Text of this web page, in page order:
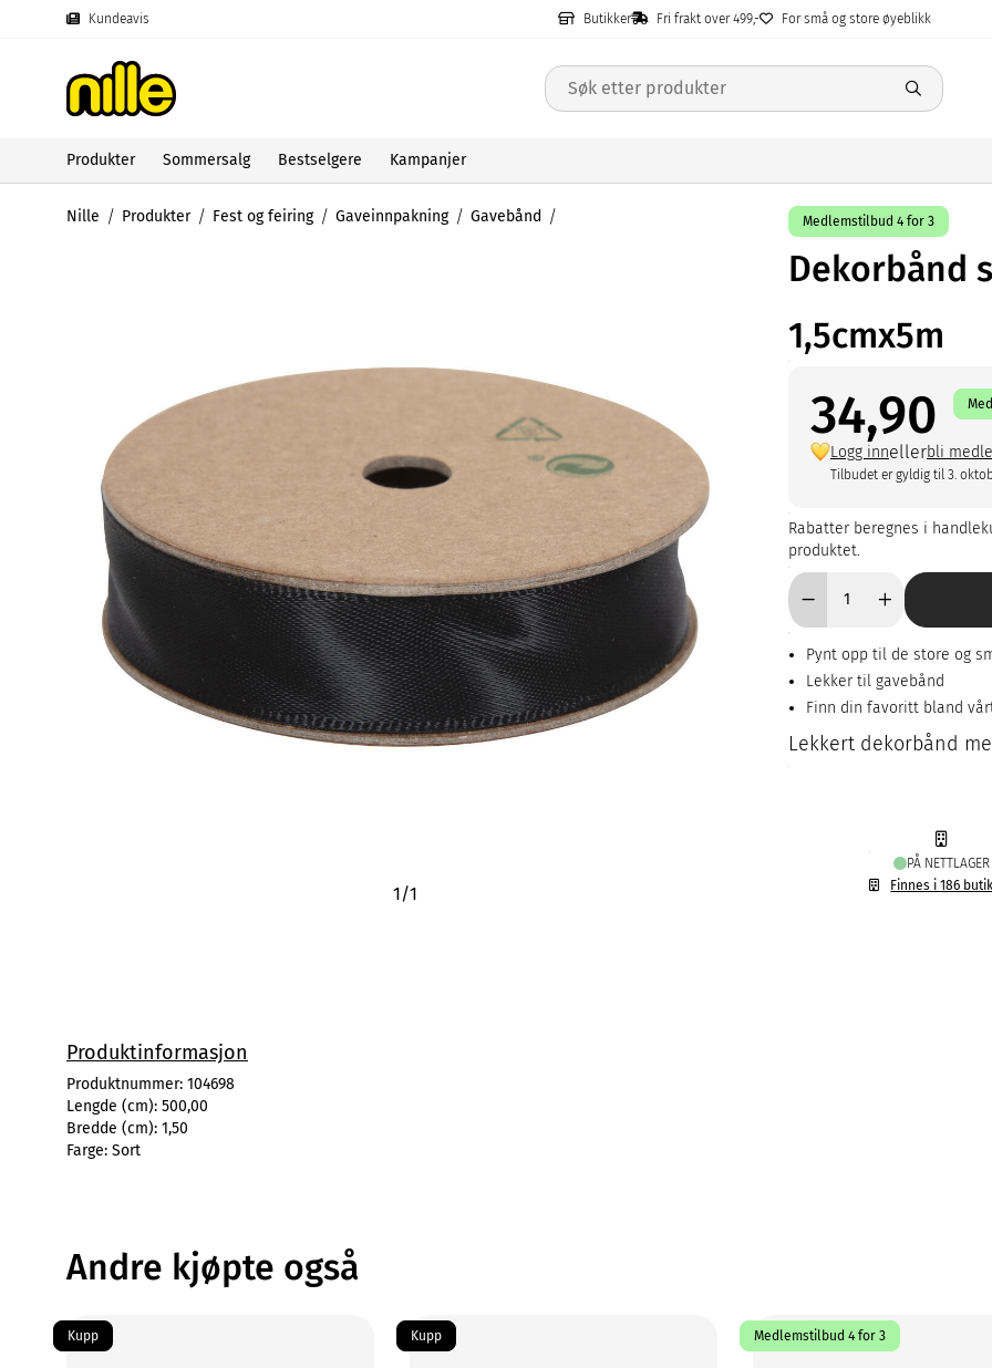
Kundeavis Butikker Fri frakt over 499,- For små og store øyeblikk
Produkter Sommersalg Bestselgere Kampanjer
Nille Produkter Fest og feiring Gaveinnpakning Gavebånd
1/1
Medlemstilbud 4 for 3
Dekorbånd
1,5cmx5m
34,90
Logg innellerbli
Tilbudet er gyldig til 3.
Rabatter beregnes i
produktet.
Pynt opp til de store og
Lekker til gavebånd
Finn din favoritt bland
Lekkert dekorbånd
PÅ NETTLAGER
Finnes i 186
Produktinformasjon
Produktnummer: 104698
Lengde (cm): 500,00
Bredde (cm): 1,50
Farge: Sort
Andre kjøpte også
Kupp Kupp Medlemstilbud 4 for 3